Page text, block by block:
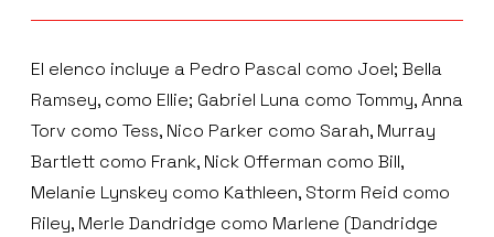
El elenco incluye a Pedro Pascal como Joel; Bella
Ramsey, como Ellie; Gabriel Luna como Tommy, Anna
Torv como Tess, Nico Parker como Sarah, Murray
Bartlett como Frank, Nick Offerman como Bill,
Melanie Lynskey como Kathleen, Storm Reid como
Riley, Merle Dandridge como Marlene (Dandridge